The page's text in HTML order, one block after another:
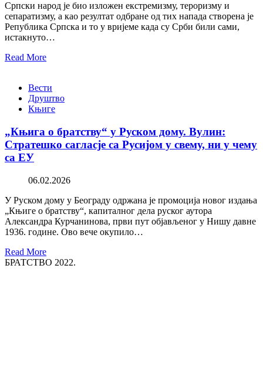
Српски народ је био изложен екстремизму, тероризму и
сепаратизму, а као резултат одбране од тих напада створена је
Република Српска и то у вријеме када су Срби били сами,
истакнуто…
Read More
Вести
Друштво
Књиге
„Књига о братству“ у Руском дому. Вулин:
Стратешко сагласје са Русијом у свему, ни у чему
са ЕУ
06.02.2026
У Руском дому у Београду одржана је промоција новог издања
„Књиге о братству“, капиталног дела руског аутора
Александра Курчанинова, први пут објављеног у Нишу давне
1936. године. Ово вече окупило…
Read More
БРАТСТВО 2022.